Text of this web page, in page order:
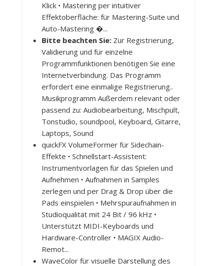
Klick • Mastering per intuitiver
Effektoberfläche: für Mastering-Suite und
Auto-Mastering �...
Bitte beachten Sie: Zur Registrierung,
Validierung und für einzelne
Programmfunktionen benötigen Sie eine
Internetverbindung. Das Programm
erfordert eine einmalige Registrierung..
Musikprogramm Außerdem relevant oder
passend zu: Audiobearbeitung, Mischpult,
Tonstudio, soundpool, Keyboard, Gitarre,
Laptops, Sound
quickFX VolumeFormer für Sidechain-
Effekte • Schnellstart-Assistent:
Instrumentvorlagen für das Spielen und
Aufnehmen • Aufnahmen in Samples
zerlegen und per Drag & Drop über die
Pads einspielen • Mehrspuraufnahmen in
Studioqualität mit 24 Bit / 96 kHz •
Unterstützt MIDI-Keyboards und
Hardware-Controller • MAGIX Audio-
Remot...
WaveColor für visuelle Darstellung des